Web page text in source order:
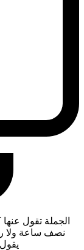
الجملة تقول
نصف ساعة ولا